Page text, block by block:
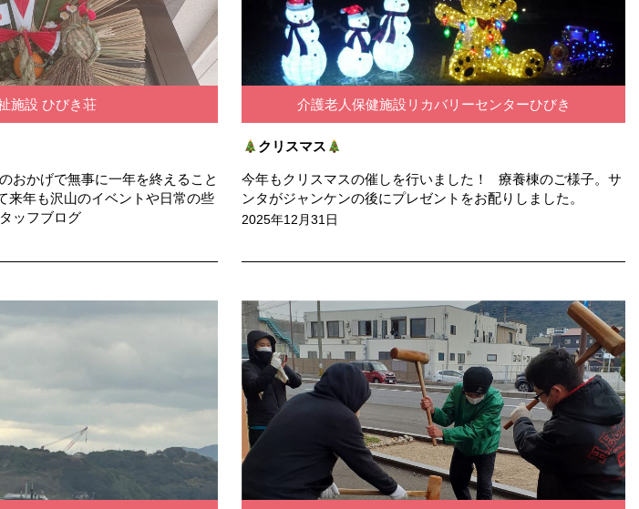
施設 ひびき荘
おかげで無事に一年を終えること
来年も沢山のイベントや日常の些
ッフブログ
介護老人保健施設リカバリーセンターひびき
クリスマス
今年もクリスマスの催しを行いました！ 療養棟のご様子。サ
ンタがジャンケンの後にプレゼントをお配りしました。
2025年12月31日